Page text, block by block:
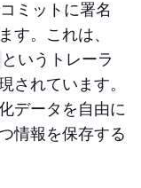
ミットに署名
す。これは、
というトレーラ
されています。
データを自由に
情報を保存する